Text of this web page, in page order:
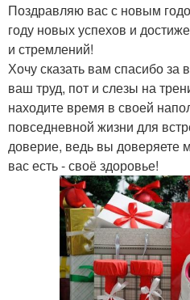
Поздравляю вас с новым
году новых успехов и
и стремлений!
Хочу сказать вам спасибо за
ваш труд, пот и слезы на
находите время в своей
повседневной жизни для
доверие, ведь вы доверяете
вас есть - своё здоровье!